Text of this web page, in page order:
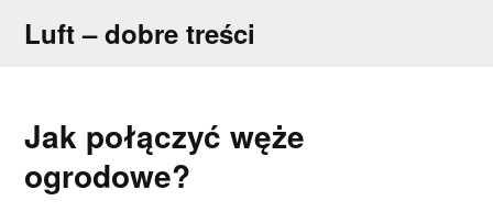
Luft – dobre treści
Jak połączyć węże
ogrodowe?